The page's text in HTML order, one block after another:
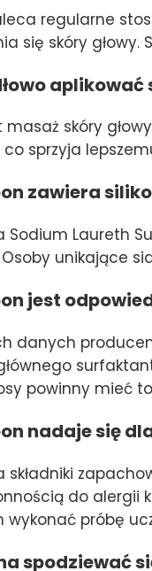
regularne
się skóry
aplikować
masaż skóry
co sprzyja
zawiera
Sodium Laureth
Osoby unikające
jest
danych
powinny mieć
nadaje się
składniki
do
wykonać próbę
spodziewać